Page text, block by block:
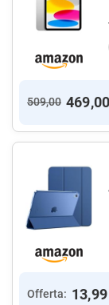
509,00
Offerta: